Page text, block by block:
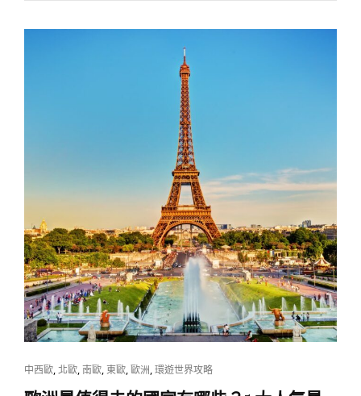
景
威、
典
必
訪
城
市
與
行
CAT
LINKS
中西歐,北歐,南歐,東歐,歐洲,環遊世界攻略